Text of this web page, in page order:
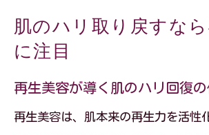
肌のハリ取り戻すな
に注目
再生美容が導く肌のハリ回復
再生美容は、肌本来の再生力を活性